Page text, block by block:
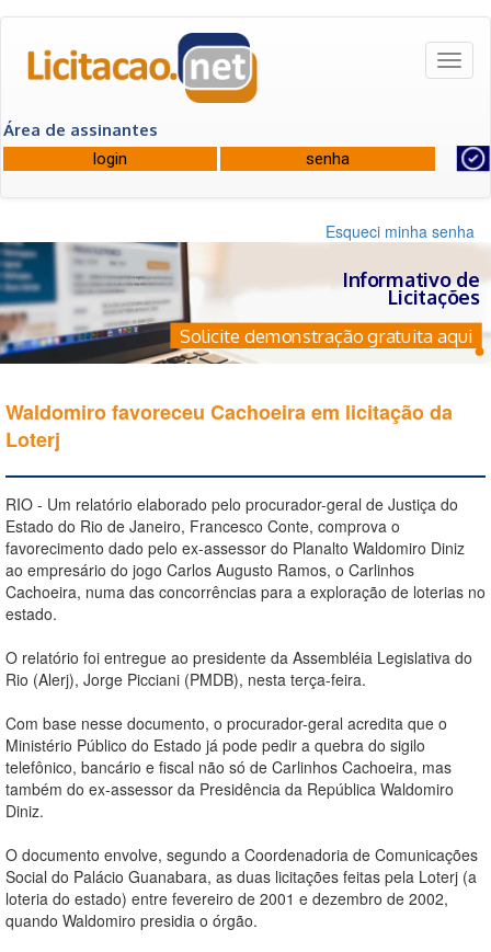
Área de assinantes
Esqueci minha senha
Informativo de
Licitações
Solicite demonstração gratuita aqui
Waldomiro favoreceu Cachoeira em licitação da
Loterj
RIO - Um relatório elaborado pelo procurador-geral de Justiça do
Estado do Rio de Janeiro, Francesco Conte, comprova o
favorecimento dado pelo ex-assessor do Planalto Waldomiro Diniz
ao empresário do jogo Carlos Augusto Ramos, o Carlinhos
Cachoeira, numa das concorrências para a exploração de loterias no
estado.
O relatório foi entregue ao presidente da Assembléia Legislativa do
Rio (Alerj), Jorge Picciani (PMDB), nesta terça-feira.
Com base nesse documento, o procurador-geral acredita que o
Ministério Público do Estado já pode pedir a quebra do sigilo
telefônico, bancário e fiscal não só de Carlinhos Cachoeira, mas
também do ex-assessor da Presidência da República Waldomiro
Diniz.
O documento envolve, segundo a Coordenadoria de Comunicações
Social do Palácio Guanabara, as duas licitações feitas pela Loterj (a
loteria do estado) entre fevereiro de 2001 e dezembro de 2002,
quando Waldomiro presidia o órgão.